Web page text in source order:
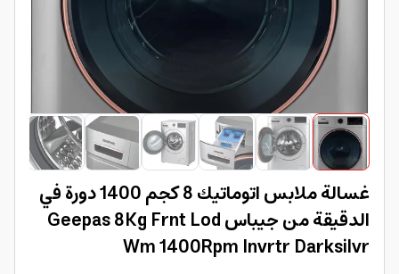
غسالة ملابس اتوماتيك 8 كجم 1400 دورة في
الدقيقة من جيباس Geepas 8Kg Frnt Lod
Wm 1400Rpm Invrtr Darksilvr